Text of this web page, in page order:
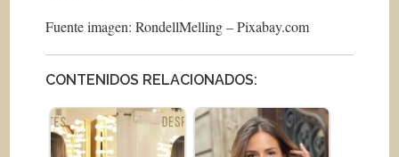
Fuente imagen: RondellMelling – Pixabay.com
CONTENIDOS RELACIONADOS: